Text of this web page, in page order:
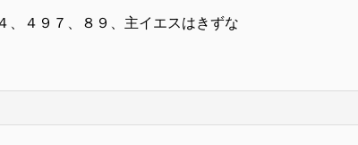
４９７、８９、主イエスはきずな